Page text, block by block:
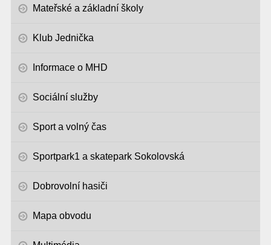
Mateřské a základní školy
Klub Jednička
Informace o MHD
Sociální služby
Sport a volný čas
Sportpark1 a skatepark Sokolovská
Dobrovolní hasiči
Mapa obvodu